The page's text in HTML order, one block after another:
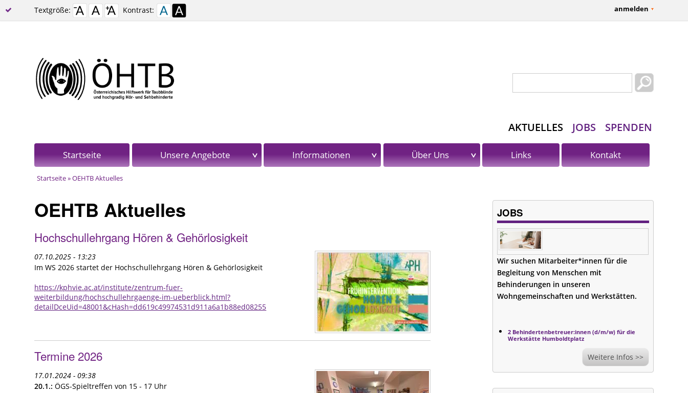
Textgröße: Kontrast: anmelden
Suche
AKTUELLES JOBS SPENDEN
Startseite Unsere Angebote Informationen Über Uns Links Kontakt
Sie sind hier
Startseite» OEHTB Aktuelles
OEHTB Aktuelles
Hochschullehrgang Hören & Gehörlosigkeit
07.10.2025 - 13:23
Im WS 2026 startet der Hochschullehrgang Hören & Gehörlosigkeit
https://kphvie.ac.at/institute/zentrum-fuer-
weiterbildung/hochschullehrgaenge-im-ueberblick.html?
detailDceUid=48001&cHash=dd619c49974531d911a6a1b88ed08255
Termine 2026
17.01.2024 - 09:38
20.1.:ÖGS-Spieltreffen von 15 - 17 Uhr
JOBS
Wir suchen Mitarbeiter*innen für die
Begleitung von Menschen mit
Behinderungen in unseren
Wohngemeinschaften und Werkstätten.
2 Behindertenbetreuer:innen (d/m/w) für die
Werkstätte Humboldtplatz
Weitere Infos >>